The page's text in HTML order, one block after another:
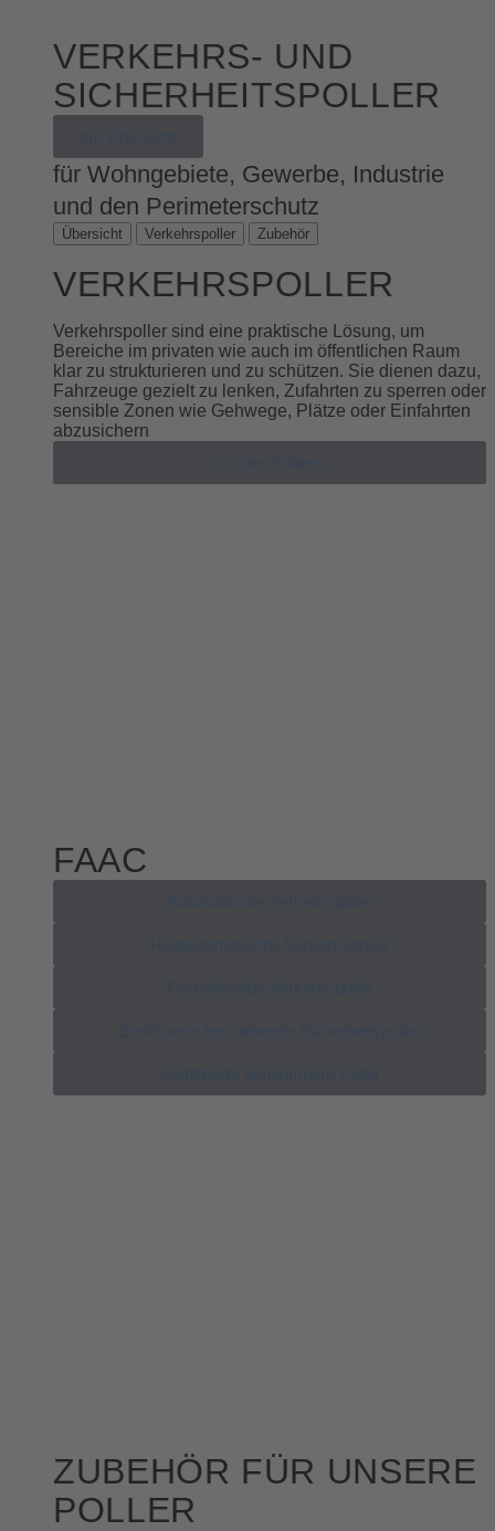
VERKEHRS- UND
SICHERHEITSPOLLER
für Wohngebiete, Gewerbe, Industrie
und den Perimeterschutz
Übersicht Verkehrspoller Zubehör
VERKEHRSPOLLER
Verkehrspoller sind eine praktische Lösung, um
Bereiche im privaten wie auch im öffentlichen Raum
klar zu strukturieren und zu schützen. Sie dienen dazu,
Fahrzeuge gezielt zu lenken, Zufahrten zu sperren oder
sensible Zonen wie Gehwege, Plätze oder Einfahrten
abzusichern
FAAC
ZUBEHÖR FÜR UNSERE
POLLER